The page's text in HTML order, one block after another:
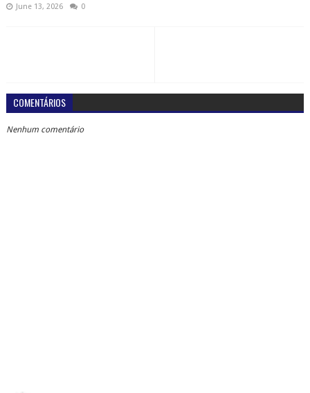
June 13, 2026 0
COMENTÁRIOS
Nenhum comentário